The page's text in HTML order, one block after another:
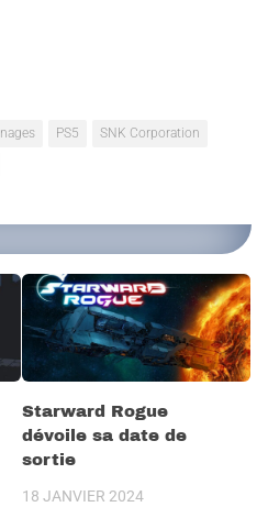
PS5
SNK Corporation
Starward Rogue
dévoile sa date de
sortie
18 JANVIER 2024